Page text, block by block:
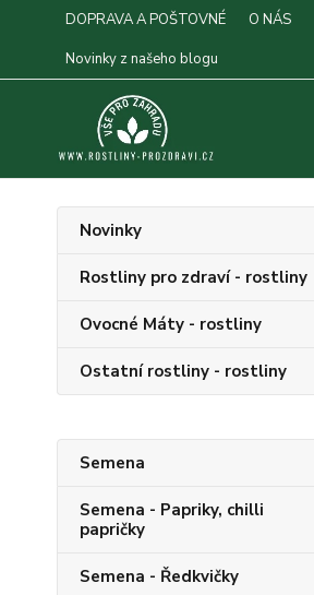
DOPRAVA A POŠTOVNÉ O NÁS
Novinky z našeho blogu
Novinky
Rostliny pro zdraví - rostliny
Ovocné Máty - rostliny
Ostatní rostliny - rostliny
Semena
Semena - Papriky, chilli
papričky
Semena - Ředkvičky